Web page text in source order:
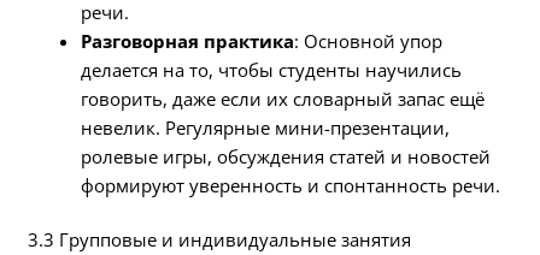
речи.
Разговорная практика: Основной упор
делается на то, чтобы студенты научились
говорить, даже если их словарный запас ещё
невелик. Регулярные мини-презентации,
ролевые игры, обсуждения статей и новостей
формируют уверенность и спонтанность речи.
3.3 Групповые и индивидуальные занятия